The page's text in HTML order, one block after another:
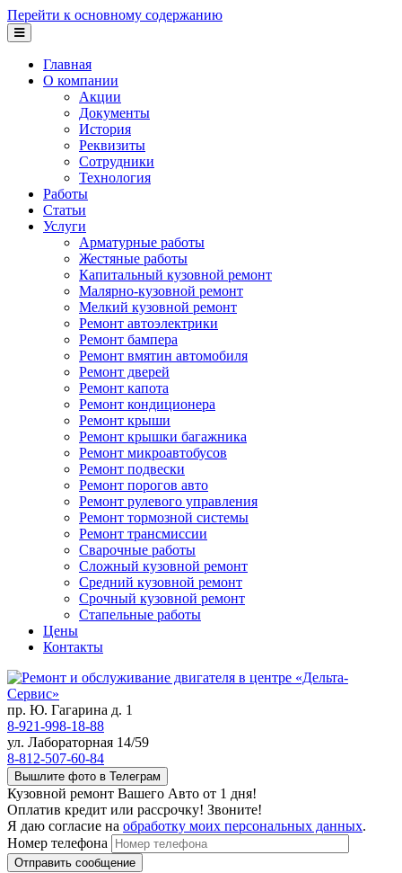
Перейти к основному содержанию
Главная
О компании
Акции
Документы
История
Реквизиты
Сотрудники
Технология
Работы
Статьи
Услуги
Арматурные работы
Жестяные работы
Капитальный кузовной ремонт
Малярно-кузовной ремонт
Мелкий кузовной ремонт
Ремонт автоэлектрики
Ремонт бампера
Ремонт вмятин автомобиля
Ремонт дверей
Ремонт капота
Ремонт кондиционера
Ремонт крыши
Ремонт крышки багажника
Ремонт микроавтобусов
Ремонт подвески
Ремонт порогов авто
Ремонт рулевого управления
Ремонт тормозной системы
Ремонт трансмиссии
Сварочные работы
Сложный кузовной ремонт
Средний кузовной ремонт
Срочный кузовной ремонт
Стапельные работы
Цены
Контакты
пр. Ю. Гагарина д. 1
8-921-998-18-88
ул. Лабораторная 14/59
8-812-507-60-84
Вышлите фото в Телеграм
Кузовной ремонт Вашего Авто от 1 дня!
Оплатив кредит или рассрочку! Звоните!
Я даю согласие на обработку моих персональных данных.
Номер телефона